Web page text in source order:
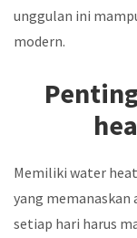
unggulan ini
modern.
Memiliki water
yang memanaskan
setiap hari harus